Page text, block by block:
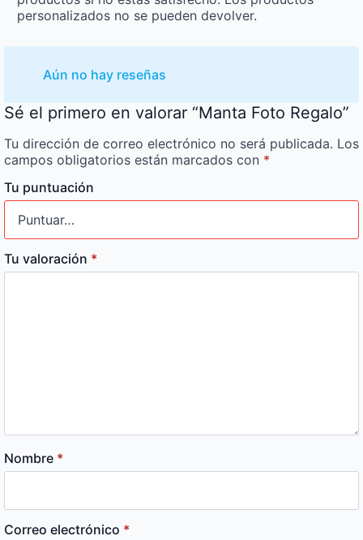
personalizados no se pueden devolver.
Aún no hay reseñas
Sé el primero en valorar “Manta Foto Regalo”
Tu dirección de correo electrónico no será publicada. Los
campos obligatorios están marcados con *
Tu puntuación
Tu valoración *
Nombre *
Correo electrónico *